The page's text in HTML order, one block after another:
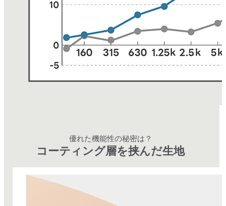
優れた機能性の秘密は？
コーティング層を挟んだ生地